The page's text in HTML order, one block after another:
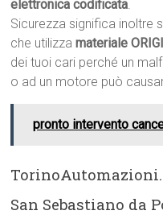
elettronica codificata.
Sicurezza significa inoltre
che utilizza materiale
dei tuoi cari perché un
o ad un motore può
pronto intervento
San Sebastiano da